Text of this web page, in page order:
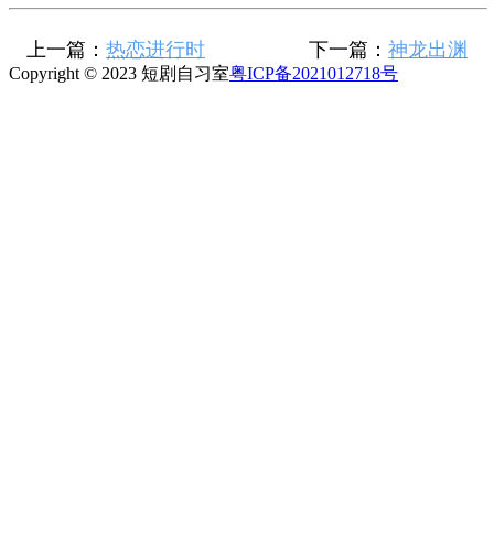
上一篇： 热恋进行时 下一篇： 神龙出渊
Copyright © 2023 短剧自习室粤ICP备2021012718号